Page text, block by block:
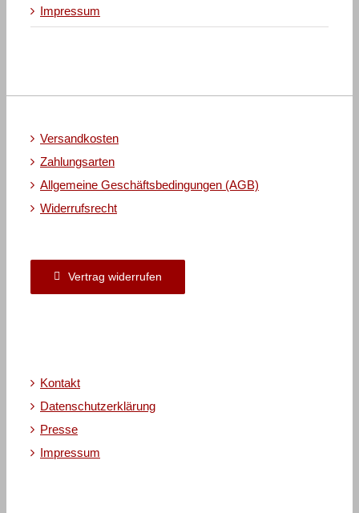
Impressum
Versandkosten
Zahlungsarten
Allgemeine Geschäftsbedingungen (AGB)
Widerrufsrecht
Vertrag widerrufen
Kontakt
Datenschutzerklärung
Presse
Impressum